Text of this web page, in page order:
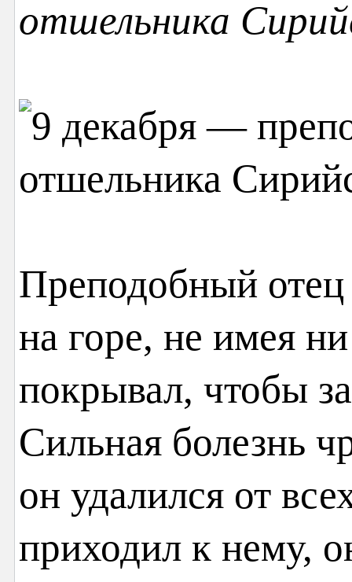
отшельника
Преподобный
на горе, не имея
покрывал, чтобы
Сильная болезнь
он удалился от
приходил к нему,